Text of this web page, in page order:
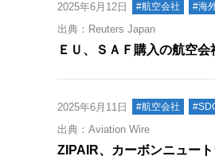
2025年6月12日 #航空会社 #海
出典：Reuters Japan
ＥＵ、ＳＡＦ購入の航空
2025年6月11日 #航空会社
出典：Aviation Wire
ZIPAIR、カーボンニュー